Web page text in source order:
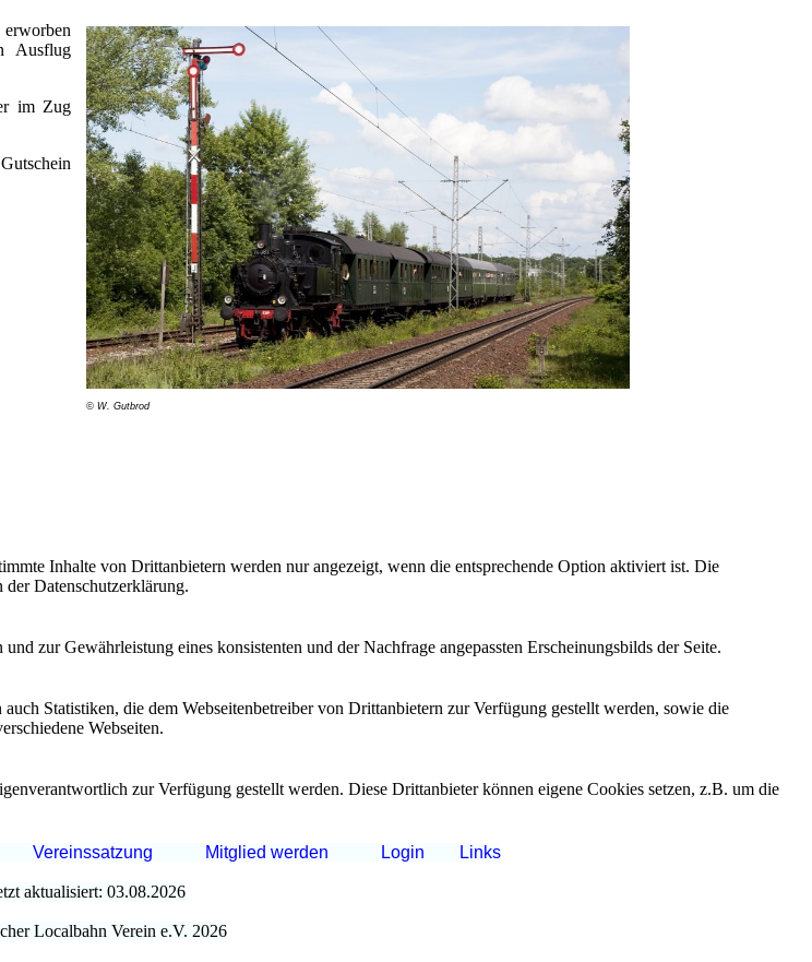
Ausflug
im Zug
© W. Gutbrod
Vereinssatzung Mitglied werden Login Links
aktualisiert: 03.08.2026
Localbahn Verein e.V. 2026
Inhalte von Drittanbietern werden nur angezeigt, wenn die entsprechende Option aktiviert ist. Die
Datenschutzerklärung.
zur Gewährleistung eines konsistenten und der Nachfrage angepassten Erscheinungsbilds der Seite.
Statistiken, die dem Webseitenbetreiber von Drittanbietern zur Verfügung gestellt werden, sowie die
Webseiten.
zur Verfügung gestellt werden. Diese Drittanbieter können eigene Cookies setzen, z.B. um die